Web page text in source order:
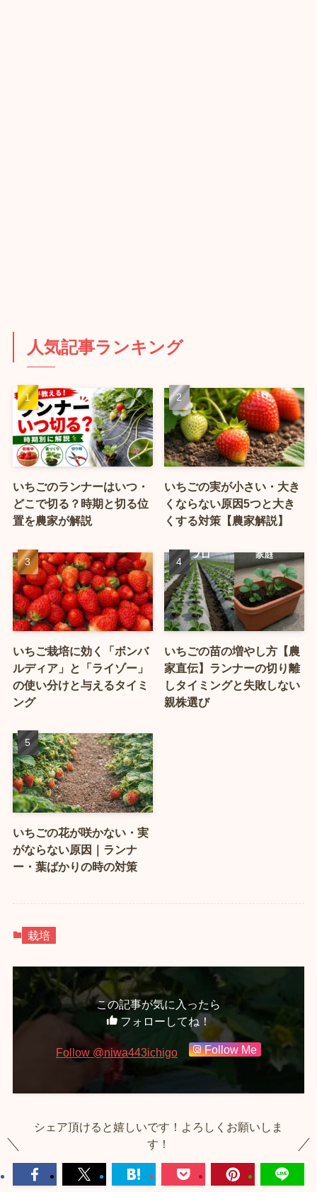
人気記事ランキング
いちごのランナーはいつ・
どこで切る？時期と切る位
置を農家が解説
いちごの実が小さい・大き
くならない原因5つと大き
くする対策【農家解説】
いちご栽培に効く「ボンバ
ルディア」と「ライゾー」
の使い分けと与えるタイミ
ング
いちごの苗の増やし方【農
家直伝】ランナーの切り離
しタイミングと失敗しない
親株選び
いちごの花が咲かない・実
がならない原因｜ランナ
ー・葉ばかりの時の対策
栽培
この記事が気に入ったら
フォローしてね！
Follow @niwa443ichigo Follow Me
シェア頂けると嬉しいです！よろしくお願いしま
す！